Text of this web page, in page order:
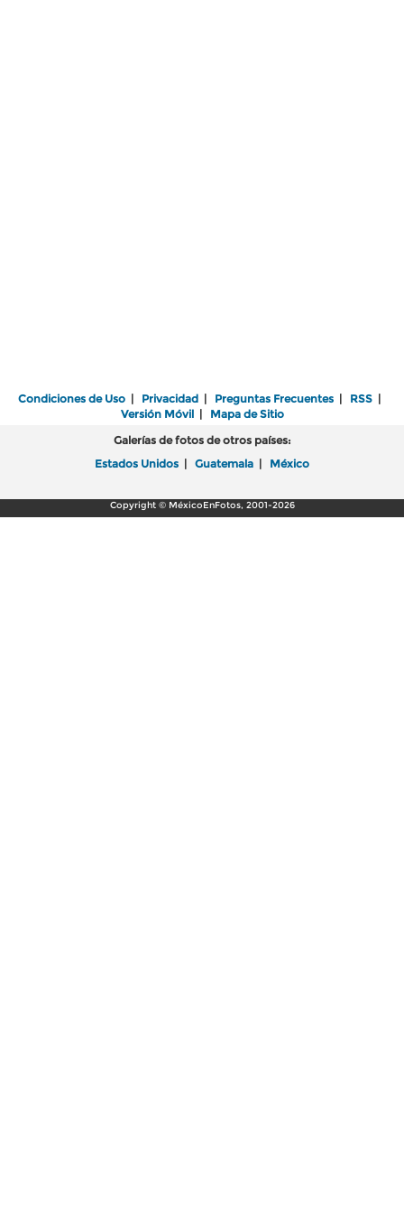
Condiciones de Uso | Privacidad | Preguntas Frecuentes | RSS |
Versión Móvil| Mapa de Sitio
Galerías de fotos de otros países:
Estados Unidos | Guatemala | México
Copyright © MéxicoEnFotos, 2001-2026